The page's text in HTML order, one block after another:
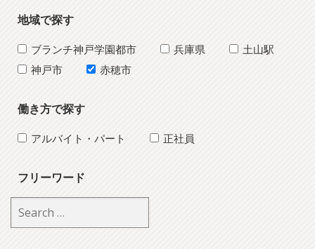
地域で探す
ブランチ神戸学園都市 兵庫県
土山駅
神戸市
赤穂市
働き方で探す
アルバイト・パート 正社員
フリーワード